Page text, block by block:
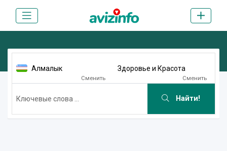
Алмалык
Сменить
Здоровье и Красота
Сменить
Найти!